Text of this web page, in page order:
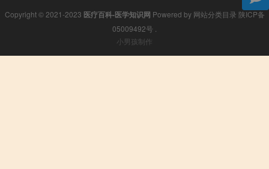
Copyright © 2021-2023 医疗百科-医学知识网 Powered by 网站分类目录 陕ICP备
05009492号
小男孩制作